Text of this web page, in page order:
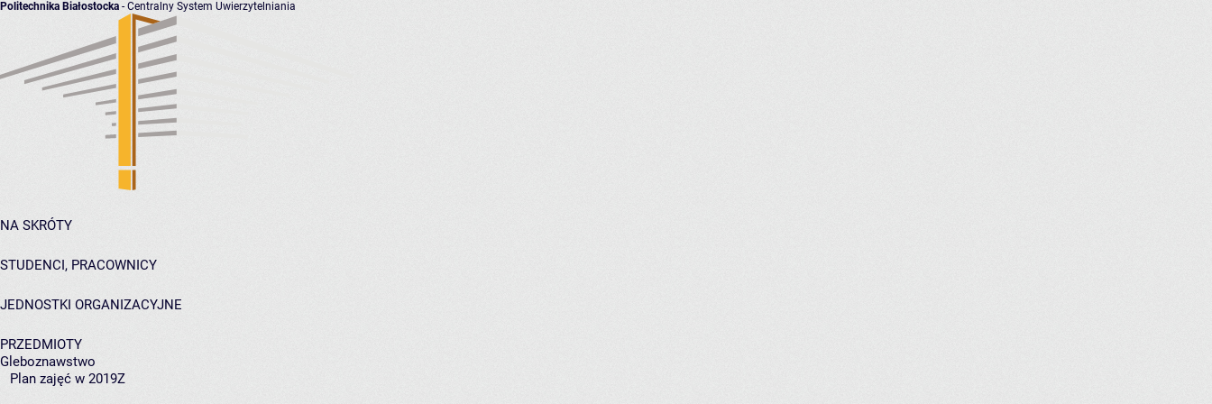
Politechnika Białostocka - Centralny System Uwierzytelniania
NA SKRÓTY
STUDENCI, PRACOWNICY
JEDNOSTKI ORGANIZACYJNE
PRZEDMIOTY
Gleboznawstwo
Plan zajęć w 2019Z